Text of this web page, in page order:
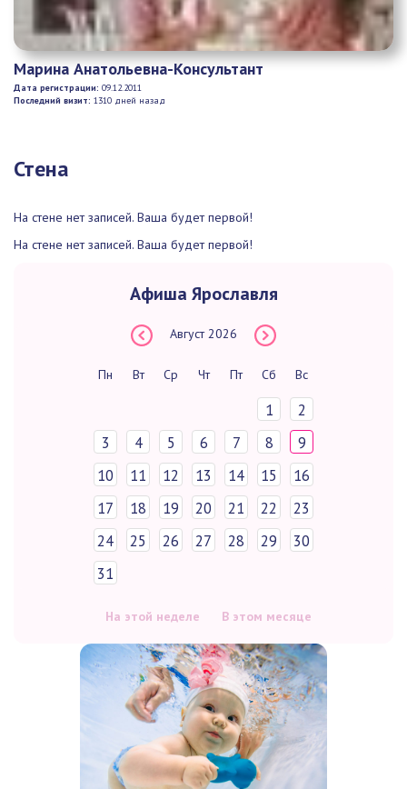
Марина Анатольевна-Консультант
Дата регистрации: 09.12.2011
Последний визит: 1310 дней назад
Стена
На стене нет записей. Ваша будет первой!
На стене нет записей. Ваша будет первой!
Афиша Ярославля
Август 2026
Пн Вт Ср Чт Пт Сб Вс
1
2
3
4 5 6 7 8
9
10
11 12 13 14 15
16
17
18 19 20 21 22
23
24
25 26 27 28 29
30
31
На этой неделе В этом месяце